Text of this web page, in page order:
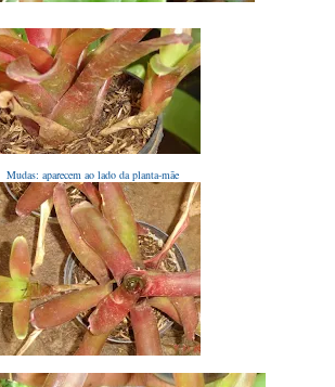
Mudas: aparecem ao lado da planta-mãe